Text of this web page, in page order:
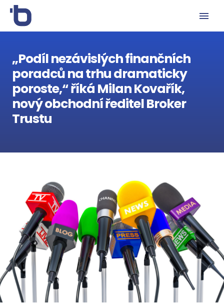
„Podíl nezávislých finančních
poradců na trhu dramaticky
poroste,“ říká Milan Kovařík,
nový obchodní ředitel Broker
Trustu